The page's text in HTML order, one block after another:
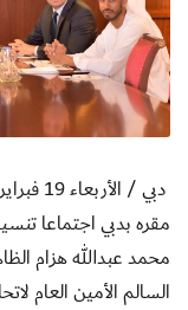
مقره بدبي اجتماعا
محمد عبدالله هزام
السالم الأمين العام